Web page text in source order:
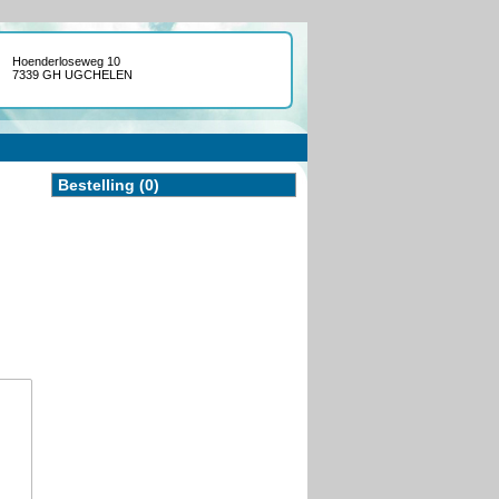
Hoenderloseweg 10
7339 GH UGCHELEN
Bestelling (0)